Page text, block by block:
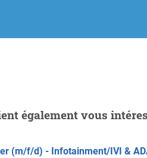
également vous
(m/f/d) - Infotainment/IVI &